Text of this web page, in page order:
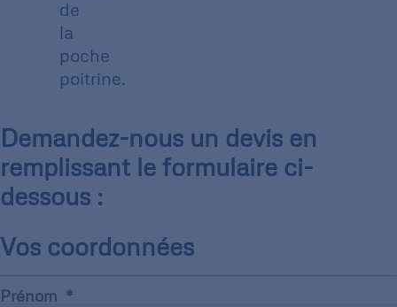
de
la
poche
poitrine.
Demandez-nous un devis en
remplissant le formulaire ci-
dessous :
Vos coordonnées
Prénom